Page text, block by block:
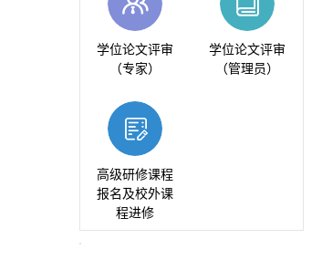
学位论文评审
（专家）
学位论文评审
（管理员）
高级研修课程
报名及校外课
程进修